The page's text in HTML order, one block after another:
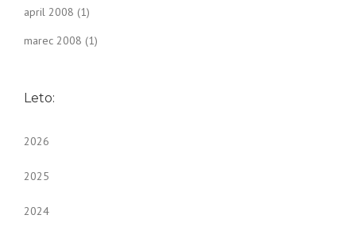
april 2008 (1)
marec 2008 (1)
Leto:
2026
2025
2024